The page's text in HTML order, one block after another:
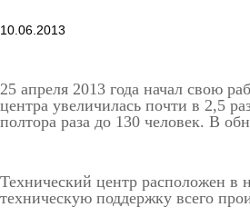
10.06.2013
25 апреля 2013 года начал свою
центра увеличилась почти в 2,5
полтора раза до 130 человек. В
Технический центр расположен в
техническую поддержку всего